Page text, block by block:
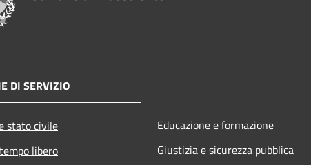
DI SERVIZIO
stato civile
libero
Educazione e formazione
Giustizia e sicurezza pubblica